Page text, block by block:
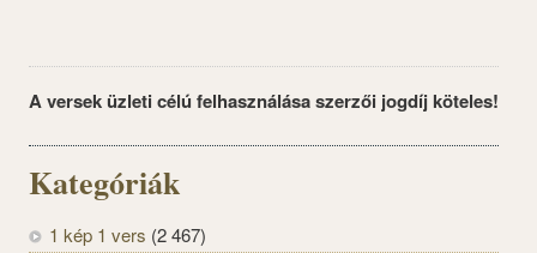
A versek üzleti célú felhasználása szerzői jogdíj köteles!
Kategóriák
1 kép 1 vers (2 467)